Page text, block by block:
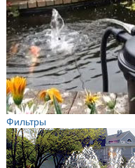
Фильтры